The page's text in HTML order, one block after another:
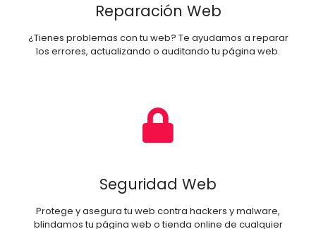
Reparación Web
¿Tienes problemas con tu web? Te ayudamos a reparar
los errores, actualizando o auditando tu página web.
Seguridad Web
Protege y asegura tu web contra hackers y malware,
blindamos tu página web o tienda online de cualquier